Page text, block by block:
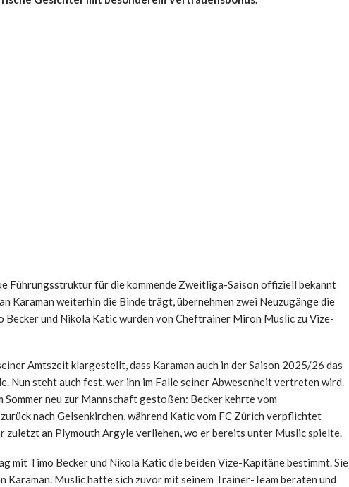
Führungsstruktur für die kommende Zweitliga-Saison offiziell bekannt
Karaman weiterhin die Binde trägt, übernehmen zwei Neuzugänge die
und Nikola Katic wurden von Cheftrainer Miron Muslic zu Vize-
Amtszeit klargestellt, dass Karaman auch in der Saison 2025/26 das
Nun steht auch fest, wer ihn im Falle seiner Abwesenheit vertreten wird.
Sommer neu zur Mannschaft gestoßen: Becker kehrte vom
nach Gelsenkirchen, während Katic vom FC Zürich verpflichtet
zuletzt an Plymouth Argyle verliehen, wo er bereits unter Muslic spielte.
mit Timo Becker und Nikola Katic die beiden Vize-Kapitäne bestimmt. Sie
Muslic hatte sich zuvor mit seinem Trainer-Team beraten und